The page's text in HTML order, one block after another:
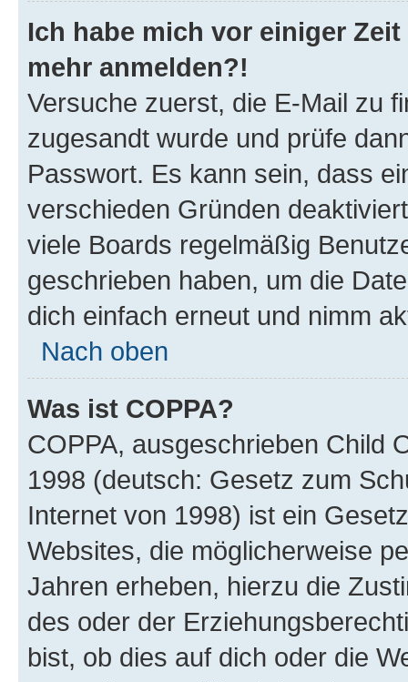
Ich habe mich vor einiger
mehr anmelden?!
Versuche zuerst, die E-Mail zu
zugesandt wurde und prüfe
Passwort. Es kann sein, dass
verschieden Gründen
viele Boards regelmäßig
geschrieben haben, um die
dich einfach erneut und nimm
Nach oben
Was ist COPPA?
COPPA, ausgeschrieben Child
1998 (deutsch: Gesetz zum
Internet von 1998) ist ein
Websites, die möglicherweise
Jahren erheben, hierzu die
des oder der
bist, ob dies auf dich oder die